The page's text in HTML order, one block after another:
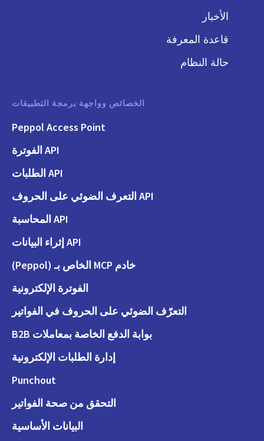
الأخبار
قاعدة المعرفة
حالة النظام
الخصائص وواجهة برمجة التطبيقات
Peppol Access Point
API الفوترة
API الطلبات
API التعرف الضوئي على الحروف
API المحاسبة
API إثراء البيانات
خادم MCP الخاص بـ (Peppol)
الفوترة الإلكترونية
التعرّف الضوئي على الحروف في الفواتير
بوابة الدفع الخاصة بمعاملات B2B
إدارة الطلبات الإلكترونية
Punchout
التحقق من صحة الفواتير
البيانات الأساسية